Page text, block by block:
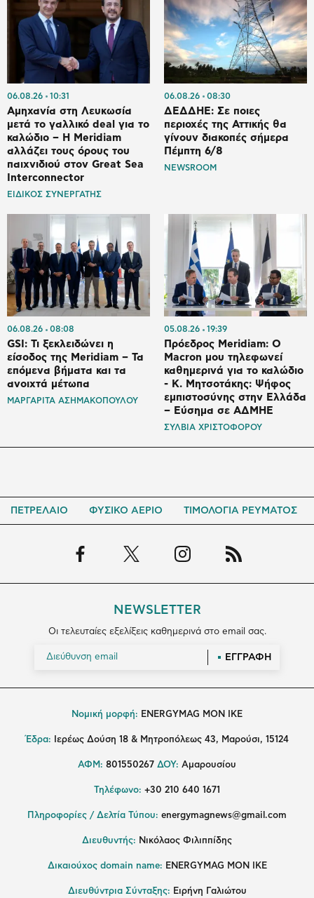
06.08.26 10:31
Αμηχανία στη Λευκωσία
μετά το γαλλικό deal για το
καλώδιο – Η Meridiam
αλλάζει τους όρους του
παιχνιδιού στον Great Sea
Interconnector
ΕΙΔΙΚΟΣ ΣΥΝΕΡΓΑΤΗΣ
06.08.26 08:30
ΔΕΔΔΗΕ: Σε ποιες
περιοχές της Αττικής θα
γίνουν διακοπές σήμερα
Πέμπτη 6/8
NEWSROOM
06.08.26 08:08
GSI: Τι ξεκλειδώνει η
είσοδος της Meridiam – Τα
επόμενα βήματα και τα
ανοιχτά μέτωπα
ΜΑΡΓΑΡΙΤΑ ΑΣΗΜΑΚΟΠΟΥΛΟΥ
05.08.26 19:39
Πρόεδρος Meridiam: Ο
Macron μου τηλεφωνεί
καθημερινά για το καλώδιο
- K. Μητσοτάκης: Ψήφος
εμπιστοσύνης στην Ελλάδα
– Εύσημα σε ΑΔΜΗΕ
ΣΥΛΒΙΑ ΧΡΙΣΤΟΦΟΡΟΥ
ΠΕΤΡΕΛΑΙΟ ΦΥΣΙΚΟ ΑΕΡΙΟ ΤΙΜΟΛΟΓΙΑ ΡΕΥΜΑΤΟΣ
NEWSLETTER
Οι τελευταίες εξελίξεις καθημερινά στο email σας.
ΕΓΓΡΑΦΗ
Νομική μορφή: ENERGYMAG MON IKE
Έδρα: Ιερέως Δούση 18 & Μητροπόλεως 43, Μαρούσι, 15124
ΑΦΜ: 801550267 ΔΟΥ: Αμαρουσίου
Τηλέφωνο: +30 210 640 1671
Πληροφορίες / Δελτία Τύπου: energymagnews@gmail.com
Διευθυντής: Νικόλαος Φιλιππίδης
Δικαιούχος domain name: ENERGYMAG ΜΟΝ ΙΚΕ
Διευθύντρια Σύνταξης: Ειρήνη Γαλιώτου